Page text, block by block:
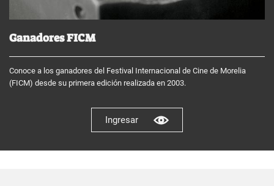
Ganadores FICM
Conoce a los ganadores del Festival Internacional de Cine de Morelia
(FICM) desde su primera edición realizada en 2003.
Ingresar